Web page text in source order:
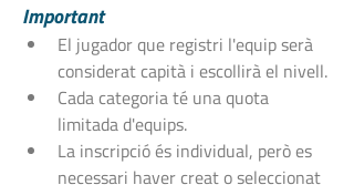
Important
El jugador que registri l'equip serà
considerat capità i escollirà el nivell.
Cada categoria té una quota
limitada d'equips.
La inscripció és individual, però es
necessari haver creat o seleccionat